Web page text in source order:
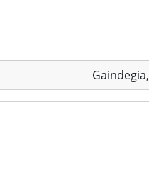
Gaindegia,